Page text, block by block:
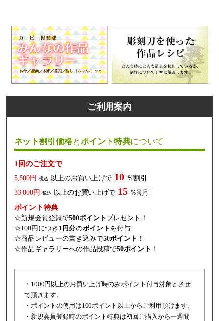
ご利用案内
ネット割引価格とポイント特典について
1回のご注文で
5,500円 税込 以上のお買い上げで 10 ％割引
33,000円 税込 以上のお買い上げで 15 ％割引
ポイント特典
☆新規会員登録で500ポイント プレゼント！
☆100円につき 1円分のポイント を付与
☆商品レビューの書き込みで50ポイント ！
☆作品ギャラリーへの作品投稿で50ポイント ！
・1000円以上のお買い上げ時のみポイント付与対象とさせ
て頂きます。
・ポイントの使用は100ポイント以上からご利用頂けます。
・新規会員登録時のポイント特典は初回ご購入から一週間